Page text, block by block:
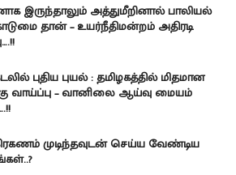
இருந்தாலும் அத்துமீறினால் பாலியல்
தான் – உயர்நீதிமன்றம் அதிரடி
புதிய புயல் : தமிழகத்தில் மிதமான
வாய்ப்பு – வானிலை ஆய்வு மையம்
முடிந்தவுடன் செய்ய வேண்டிய